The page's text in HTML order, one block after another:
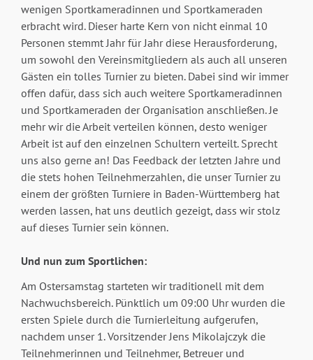
wenigen Sportkameradinnen und Sportkameraden
erbracht wird. Dieser harte Kern von nicht einmal 10
Personen stemmt Jahr für Jahr diese Herausforderung,
um sowohl den Vereinsmitgliedern als auch all unseren
Gästen ein tolles Turnier zu bieten. Dabei sind wir immer
offen dafür, dass sich auch weitere Sportkameradinnen
und Sportkameraden der Organisation anschließen. Je
mehr wir die Arbeit verteilen können, desto weniger
Arbeit ist auf den einzelnen Schultern verteilt. Sprecht
uns also gerne an! Das Feedback der letzten Jahre und
die stets hohen Teilnehmerzahlen, die unser Turnier zu
einem der größten Turniere in Baden-Württemberg hat
werden lassen, hat uns deutlich gezeigt, dass wir stolz
auf dieses Turnier sein können.
Und nun zum Sportlichen:
Am Ostersamstag starteten wir traditionell mit dem
Nachwuchsbereich. Pünktlich um 09:00 Uhr wurden die
ersten Spiele durch die Turnierleitung aufgerufen,
nachdem unser 1. Vorsitzender Jens Mikolajczyk die
Teilnehmerinnen und Teilnehmer, Betreuer und